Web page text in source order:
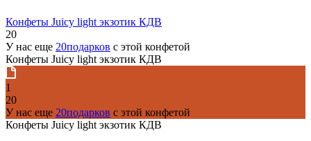
Конфеты Juicy light экзотик КДВ
20
У нас еще 20подарков с этой конфетой
Конфеты Juicy light экзотик КДВ
1
20
У нас еще 20подарков с этой конфетой
Конфеты Juicy light экзотик КДВ